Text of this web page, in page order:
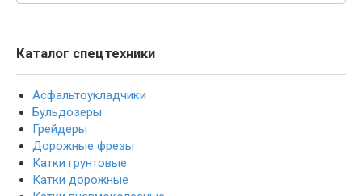
Каталог спецтехники
Асфальтоукладчики
Бульдозеры
Грейдеры
Дорожные фрезы
Катки грунтовые
Катки дорожные